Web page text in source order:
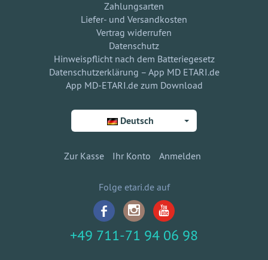
Zahlungsarten
Liefer- und Versandkosten
Vertrag widerrufen
Datenschutz
Hinweispflicht nach dem Batteriegesetz
Datenschutzerklärung – App MD ETARI.de
App MD-ETARI.de zum Download
Deutsch
Zur Kasse Ihr Konto Anmelden
Folge etari.de auf
+49 711-71 94 06 98